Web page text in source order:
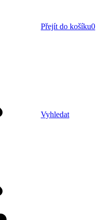
Přejít do košíku0
Vyhledat